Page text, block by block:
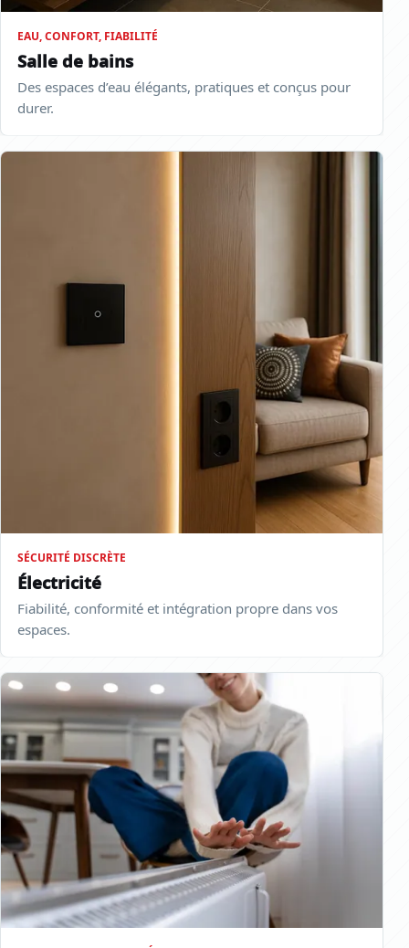
EAU, CONFORT, FIABILITÉ
Salle de bains
Des espaces d’eau élégants, pratiques et conçus pour
durer.
SÉCURITÉ DISCRÈTE
Électricité
Fiabilité, conformité et intégration propre dans vos
espaces.